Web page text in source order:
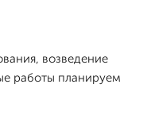
возведение
работы планируем